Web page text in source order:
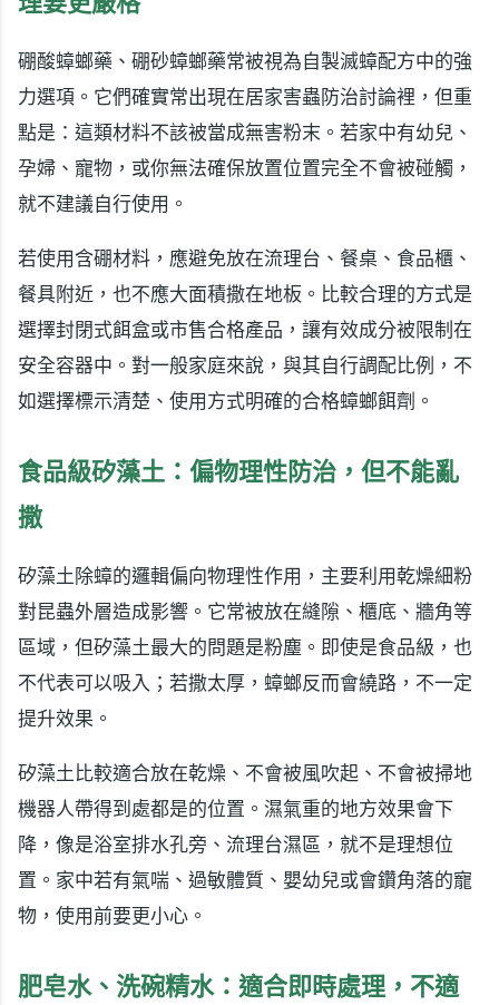
硼酸蟑螂藥、硼砂蟑螂藥常被視為自製滅蟑配方中的強
力選項。它們確實常出現在居家害蟲防治討論裡，但重
點是：這類材料不該被當成無害粉末。若家中有幼兒、
孕婦、寵物，或你無法確保放置位置完全不會被碰觸，
就不建議自行使用。
若使用含硼材料，應避免放在流理台、餐桌、食品櫃、
餐具附近，也不應大面積撒在地板。比較合理的方式是
選擇封閉式餌盒或市售合格產品，讓有效成分被限制在
安全容器中。對一般家庭來說，與其自行調配比例，不
如選擇標示清楚、使用方式明確的合格蟑螂餌劑。
食品級矽藻土：偏物理性防治，但不能亂
撒
矽藻土除蟑的邏輯偏向物理性作用，主要利用乾燥細粉
對昆蟲外層造成影響。它常被放在縫隙、櫃底、牆角等
區域，但矽藻土最大的問題是粉塵。即使是食品級，也
不代表可以吸入；若撒太厚，蟑螂反而會繞路，不一定
提升效果。
矽藻土比較適合放在乾燥、不會被風吹起、不會被掃地
機器人帶得到處都是的位置。濕氣重的地方效果會下
降，像是浴室排水孔旁、流理台濕區，就不是理想位
置。家中若有氣喘、過敏體質、嬰幼兒或會鑽角落的寵
物，使用前要更小心。
肥皂水、洗碗精水：適合即時處理，不適